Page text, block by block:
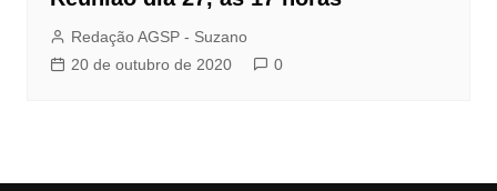
Redação AGSP - Suzano
20 de outubro de 2020
0